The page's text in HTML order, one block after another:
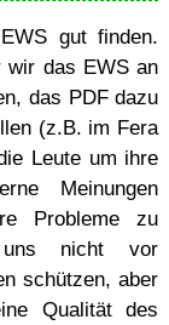
gut finden.
wir das EWS an
das PDF dazu
(z.B. im Fera
Leute um ihre
Meinungen
Probleme zu
nicht vor
schützen, aber
Qualität des